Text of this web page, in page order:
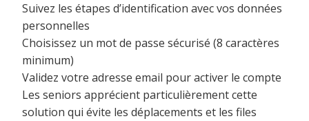
Suivez les étapes d’identification avec vos données
personnelles
Choisissez un mot de passe sécurisé (8 caractères
minimum)
Validez votre adresse email pour activer le compte
Les seniors apprécient particulièrement cette
solution qui évite les déplacements et les files